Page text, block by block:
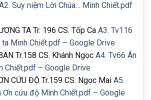
Suy niệm Lời Chúa… Minh Chiết.pdf
TA Tr. 196 CS. Tốp Ca A3. Tv116
ta Minh Chiết.pdf – Google Drive
Tr.158 CS. Khánh Ngọc A4. Tv66 Ân
Chiết.pdf – Google Drive
CỨU ĐỘ Tr.159 CS. Ngọc Mai A5.
Ơn cứu độ Minh Chiết.pdf – Google